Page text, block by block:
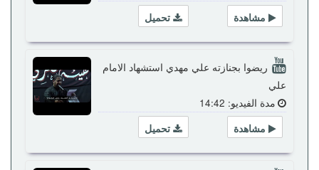
تحميل
مشاهدة
ريضوا بجنازته علي مهدي استشهاد الامام
علي
مدة الفيديو: 14:42
تحميل
مشاهدة